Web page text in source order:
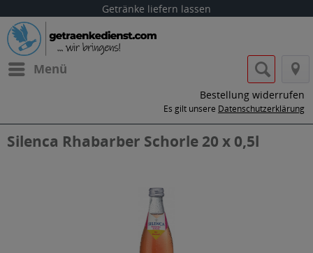
Getränke liefern lassen
Menü
Bestellung widerrufen
Es gilt unsere Datenschutzerklärung
Silenca Rhabarber Schorle 20 x 0,5l